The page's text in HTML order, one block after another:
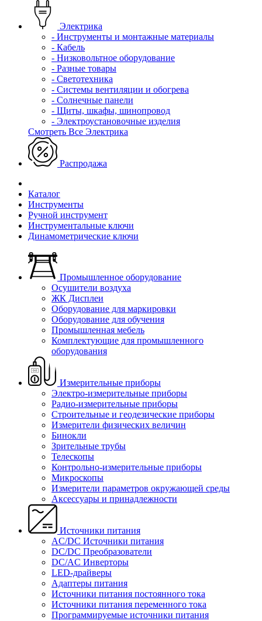
Электрика
- Инструменты и монтажные материалы
- Кабель
- Низковольтное оборудование
- Разные товары
- Светотехника
- Системы вентиляции и обогрева
- Солнечные панели
- Щиты, шкафы, шинопровод
- Электроустановочные изделия
Смотреть Все Электрика
Распродажа
Каталог
Инструменты
Ручной инструмент
Инструментальные ключи
Динамометрические ключи
Промышленное оборудование
Осушители воздуха
ЖК Дисплеи
Оборудование для маркировки
Оборудование для обучения
Промышленная мебель
Комплектующие для промышленного
оборудования
Измерительные приборы
Электро-измерительные приборы
Радио-измерительные приборы
Строительные и геодезические приборы
Измерители физических величин
Бинокли
Зрительные трубы
Телескопы
Контрольно-измерительные приборы
Микроскопы
Измерители параметров окружающей среды
Аксессуары и принадлежности
Источники питания
AC/DC Источники питания
DC/DC Преобразователи
DC/AC Инверторы
LED-драйверы
Адаптеры питания
Источники питания постоянного тока
Источники питания переменного тока
Программируемые источники питания